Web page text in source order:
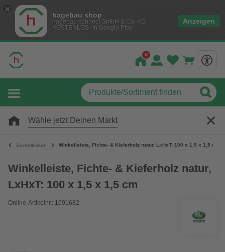
hagebau shop
hagebau connect GmbH & Co. KG
KOSTENLOS- In Google Play
Anzeigen
Wähle jetzt Deinen Markt
Sockelleisten Winkelleiste, Fichte- & Kieferholz natur, LxHxT: 100 x 1,5 x 1,5 cm
Winkelleiste, Fichte- & Kieferholz natur,
LxHxT: 100 x 1,5 x 1,5 cm
Online-Artikelnr.: 1091682